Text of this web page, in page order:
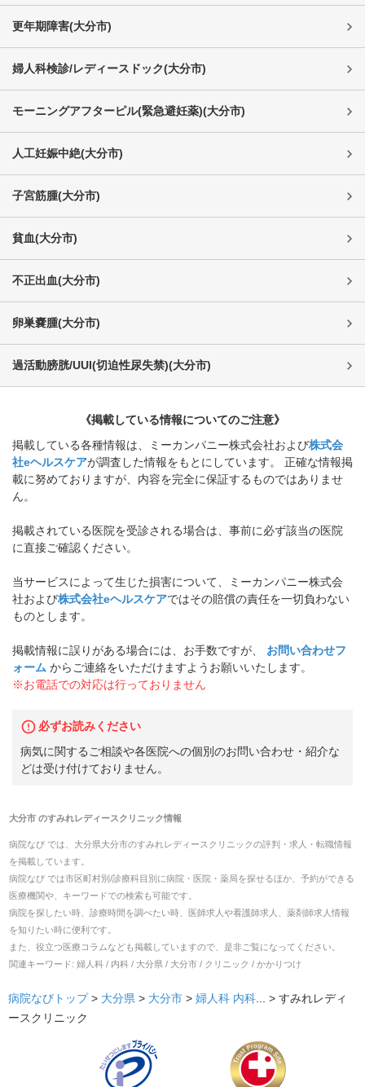
更年期障害(大分市)
婦人科検診/レディースドック(大分市)
モーニングアフターピル(緊急避妊薬)(大分市)
人工妊娠中絶(大分市)
子宮筋腫(大分市)
貧血(大分市)
不正出血(大分市)
卵巣嚢腫(大分市)
過活動膀胱/UUI(切迫性尿失禁)(大分市)
《掲載している情報についてのご注意》
掲載している各種情報は、ミーカンパニー株式会社および株式会
社eヘルスケアが調査した情報をもとにしています。 正確な情報掲
載に努めておりますが、内容を完全に保証するものではありませ
ん。
掲載されている医院を受診される場合は、事前に必ず該当の医院
に直接ご確認ください。
当サービスによって生じた損害について、ミーカンパニー株式会
社および株式会社eヘルスケアではその賠償の責任を一切負わない
ものとします。
掲載情報に誤りがある場合には、お手数ですが、
お問い合わせフ
ォーム からご連絡をいただけますようお願いいたします。
※お電話での対応は行っておりません
必ずお読みください
病気に関するご相談や各医院への個別のお問い合わせ・紹介な
どは受け付けておりません。
大分市のすみれレディースクリニック情報
病院なび では、 大分県大分市のすみれレディースクリニックの評判・求人・転職情報
を掲載しています。
病院なび では市区町村別/診療科目別に病院・医院・薬局を探せるほか、予約ができる
医療機関や、キーワードでの検索も可能です。
病院を探したい時、診療時間を調べたい時、医師求人や看護師求人、薬剤師求人情報
を知りたい時に便利です。
また、役立つ医療コラムなども掲載していますので、是非ご覧になってください。
関連キーワード: 婦人科 / 内科 / 大分県 / 大分市 / クリニック / かかりつけ
病院なびトップ > 大分県 > 大分市 > 婦人科 内科... > すみれレディ
ースクリニック